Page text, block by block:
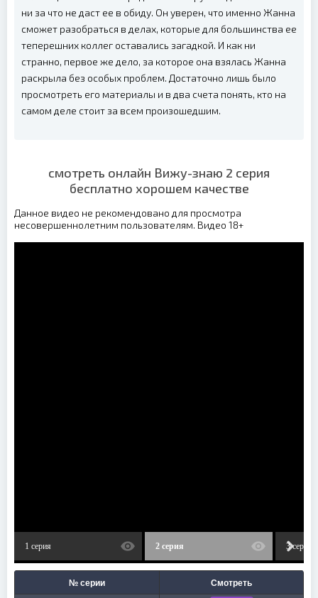
ни за что не даст ее в обиду. Он уверен, что именно Жанна
сможет разобраться в делах, которые для большинства ее
теперешних коллег оставались загадкой. И как ни
странно, первое же дело, за которое она взялась Жанна
раскрыла без особых проблем. Достаточно лишь было
просмотреть его материалы и в два счета понять, кто на
самом деле стоит за всем произошедшим.
смотреть онлайн Вижу-знаю 2 серия
бесплатно хорошем качестве
Данное видео не рекомендовано для просмотра
несовершеннолетним пользователям. Видео 18+
1 серия 2 серия 3 серия
№ серии Смотреть